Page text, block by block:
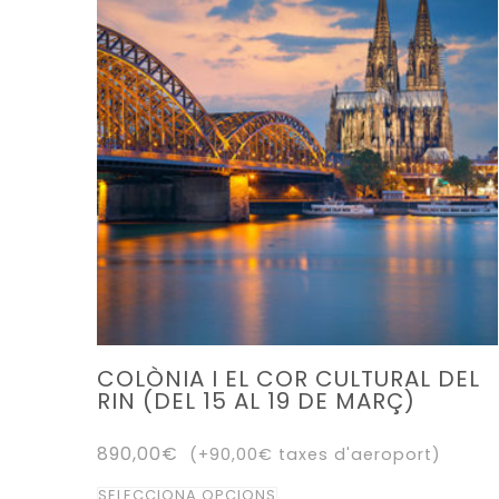
Les
opcions
poden
triar
a
la
pàgina
del
producte
COLÒNIA I EL COR CULTURAL DEL
RIN (DEL 15 AL 19 DE MARÇ)
890,00€ (+90,00€ taxes d'aeroport)
SELECCIONA OPCIONS